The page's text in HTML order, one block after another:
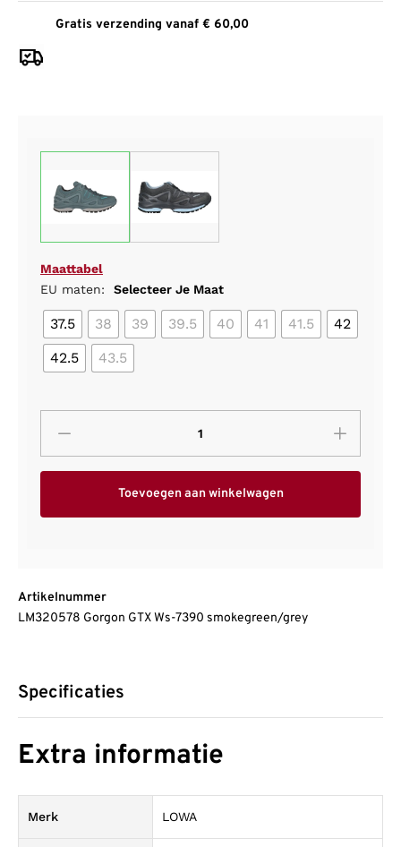
Gratis verzending vanaf € 60,00
Maattabel
EU maten:
Selecteer Je Maat
37.5 38 39 39.5 40 41 41.5
42
42.5
43.5
Toevoegen aan winkelwagen
Artikelnummer
LM320578 Gorgon GTX Ws-7390 smokegreen/grey
Specificaties
Extra informatie
Merk LOWA